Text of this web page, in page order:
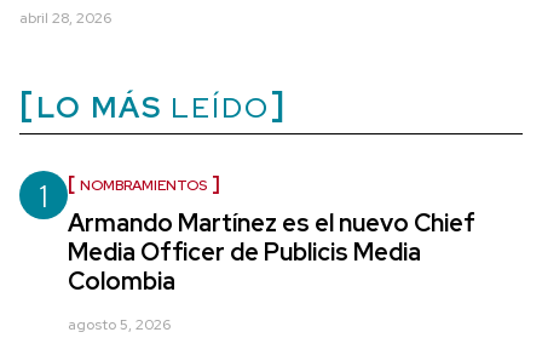
abril 28, 2026
LO MÁS LEÍDO
1 NOMBRAMIENTOS
Armando Martínez es el nuevo Chief
Media Officer de Publicis Media
Colombia
agosto 5, 2026